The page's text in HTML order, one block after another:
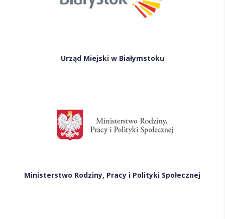
Urząd Miejski w Białymstoku
Ministerstwo Rodziny, Pracy i Polityki Społecznej